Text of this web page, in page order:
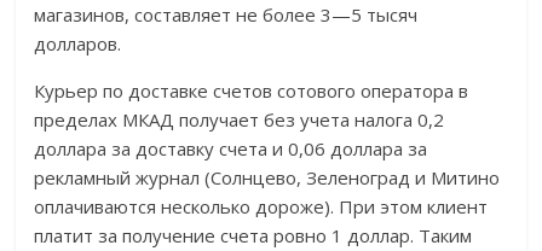
магазинов, составляет не более 3—5 тысяч
долларов.
Курьер по доставке счетов сотового оператора в
пределах МКАД получает без учета налога 0,2
доллара за доставку счета и 0,06 доллара за
рекламный журнал (Солнцево, Зеленоград и Митино
оплачиваются несколько дороже). При этом клиент
платит за получение счета ровно 1 доллар. Таким